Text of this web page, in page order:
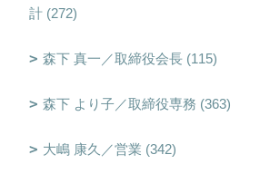
計 (272)
森下 真一／取締役会長 (115)
森下 より子／取締役専務 (363)
大嶋 康久／営業 (342)